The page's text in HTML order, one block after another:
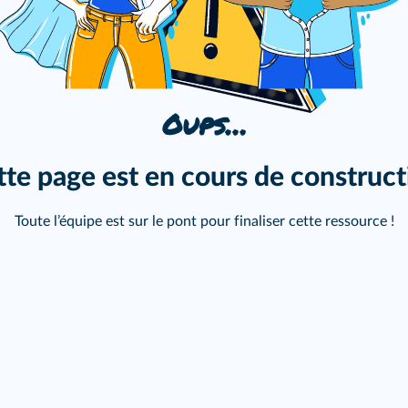
Oups…
page est en cours de
Toute l’équipe est sur le pont pour finaliser cette ressource !